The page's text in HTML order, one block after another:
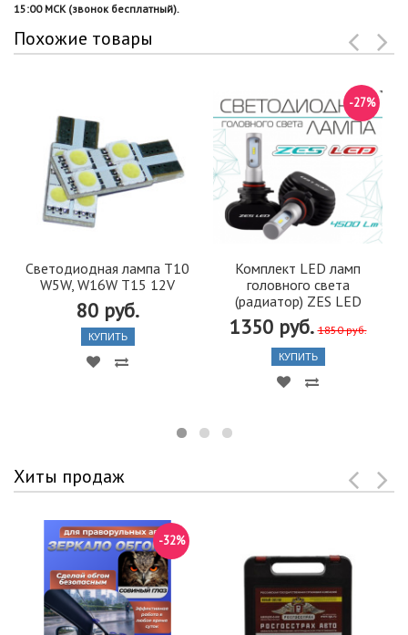
15:00 МСК (звонок бесплатный).
Похожие товары
Светодиодная лампа T10
W5W, W16W T15 12V
80 руб.
КУПИТЬ
Комплект LED ламп
головного света
(радиатор) ZES LED
1350 руб. 1850 руб.
-27%
КУПИТЬ
Хиты продаж
-32%